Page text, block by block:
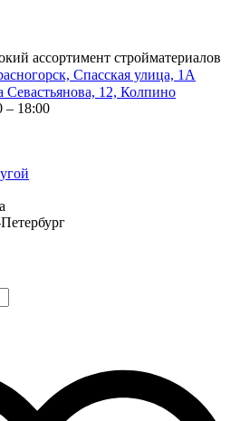
ассортимент стройматериалов
Спасская улица, 1А
Севастьянова, 12, Колпино
– 18:00